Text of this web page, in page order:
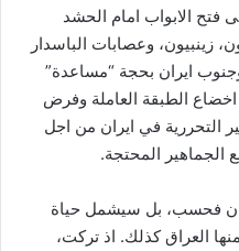
فتح الابواب امام الحشد
زينبيون، وعصابات الباسدار
ايران بحجة “مساعدة”
الطبقة العاملة وفرض
التحررية في ايران من اجل
الجماهير المحتجة.
فحسب، بل سيشمل حياة
العراق كذلك. اذ تركت،